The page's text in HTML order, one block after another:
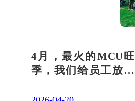
4月，最火的MCU旺
季，我们给员工放了